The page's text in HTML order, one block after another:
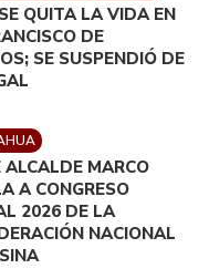
QUITA LA VIDA EN
DE
SE SUSPENDIÓ DE
ALCALDE MARCO
A CONGRESO
2026 DE LA
NACIONAL